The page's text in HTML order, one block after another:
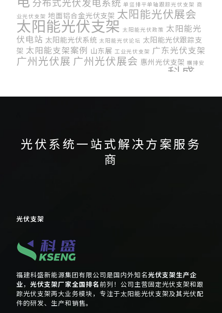
单竖排平单轴跟踪光伏支架 商
业光伏支架 地面铝合金光伏支架 太阳能光伏展会
太阳能光伏支架 太阳能光伏政策 太阳能光
伏电站 太阳能光伏系统 太阳能光伏论坛 太阳能光伏跟踪支
架 太阳能支架案例 山东展 工业光伏支架 广东光伏支架
广州光伏展 广州光伏展会 惠州光伏支架 横排安
科盛
车棚光伏支架车棚光伏支架系统韩国国
光伏系统一站式解决方案服务
商
光伏支架
福建科盛新能源集团有限公司是国内外知名光伏支架生产企
业， 光伏支架厂家全国排名前列！公司主营固定光伏支架和跟
踪光伏支架两大业务模块，专注于太阳能光伏支架及其光伏配
件的研发、生产和销售。